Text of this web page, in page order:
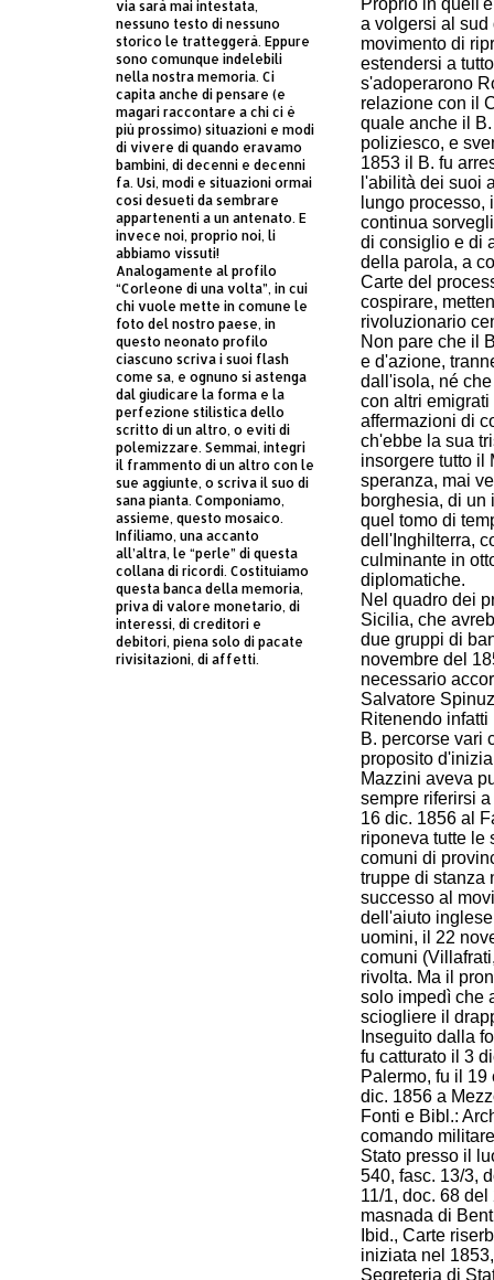
a volgersi al
movimento di
estendersi a
s'adoperarono
relazione con il
quale anche il
poliziesco, e
1853 il B. fu
l'abilità dei suoi
lungo processo,
continua
di consiglio e di
della parola, a
Carte del
cospirare,
rivoluzionario
Non pare che il
e d'azione,
dall'isola, né
con altri
affermazioni di
ch'ebbe la sua
insorgere tutto il
speranza, mai
borghesia, di un
quel tomo di
dell'Inghilterra,
culminante in
diplomatiche.
Nel quadro dei
Sicilia, che
due gruppi di
novembre del
necessario
Salvatore
Ritenendo
B. percorse vari
proposito
Mazzini aveva
sempre riferirsi
16 dic. 1856 al
riponeva tutte le
comuni di
truppe di stanza
successo al
dell'aiuto
uomini, il 22
comuni
rivolta. Ma il
solo impedì che
sciogliere il
Inseguito dalla
fu catturato il 3
Palermo, fu il
dic. 1856 a
Fonti e Bibl.:
comando
Stato presso il
540, fasc. 13/3,
11/1, doc. 68
masnada di
Ibid., Carte
iniziata nel
Segreteria di
via sarà mai intestata,
nessuno testo di nessuno
storico le tratteggerà. Eppure
sono comunque indelebili
nella nostra memoria. Ci
capita anche di pensare (e
magari raccontare a chi ci è
più prossimo) situazioni e modi
di vivere di quando eravamo
bambini, di decenni e decenni
fa. Usi, modi e situazioni ormai
così desueti da sembrare
appartenenti a un antenato. E
invece noi, proprio noi, li
abbiamo vissuti!
Analogamente al profilo
“Corleone di una volta”, in cui
chi vuole mette in comune le
foto del nostro paese, in
questo neonato profilo
ciascuno scriva i suoi flash
come sa, e ognuno si astenga
dal giudicare la forma e la
perfezione stilistica dello
scritto di un altro, o eviti di
polemizzare. Semmai, integri
il frammento di un altro con le
sue aggiunte, o scriva il suo di
sana pianta. Componiamo,
assieme, questo mosaico.
Infiliamo, una accanto
all’altra, le “perle” di questa
collana di ricordi. Costituiamo
questa banca della memoria,
priva di valore monetario, di
interessi, di creditori e
debitori, piena solo di pacate
rivisitazioni, di affetti.